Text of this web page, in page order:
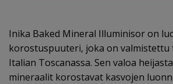
Inika Baked Mineral Illuminisor on
korostuspuuteri, joka on
Italian Toscanassa. Sen valoa
mineraalit korostavat kasvojen